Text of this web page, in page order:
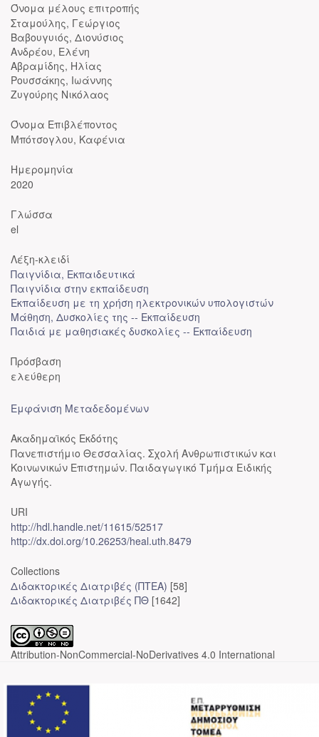
Όνομα μέλους επιτροπής
Σταμούλης, Γεώργιος
Βαβουγυιός, Διονύσιος
Ανδρέου, Ελένη
Αβραμίδης, Ηλίας
Ρουσσάκης, Ιωάννης
Ζυγούρης Νικόλαος
Όνομα Επιβλέποντος
Μπότσογλου, Καφένια
Ημερομηνία
2020
Γλώσσα
el
Λέξη-κλειδί
Παιγνίδια, Εκπαιδευτικά
Παιγνίδια στην εκπαίδευση
Εκπαίδευση με τη χρήση ηλεκτρονικών υπολογιστών
Μάθηση, Δυσκολίες της -- Εκπαίδευση
Παιδιά με μαθησιακές δυσκολίες -- Εκπαίδευση
Πρόσβαση
ελεύθερη
Εμφάνιση Μεταδεδομένων
Ακαδημαϊκός Εκδότης
Πανεπιστήμιο Θεσσαλίας. Σχολή Ανθρωπιστικών και
Κοινωνικών Επιστημών. Παιδαγωγικό Τμήμα Ειδικής
Αγωγής.
URI
http://hdl.handle.net/11615/52517
http://dx.doi.org/10.26253/heal.uth.8479
Collections
Διδακτορικές Διατριβές (ΠΤΕΑ) [58]
Διδακτορικές Διατριβές ΠΘ [1642]
Attribution-NonCommercial-NoDerivatives 4.0 International